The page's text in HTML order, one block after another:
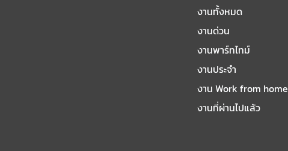
งานทั้งหมด
งานด่วน
งานพาร์ทไทม์
งานประจำ
งาน Work from home
งานที่ผ่านไปแล้ว